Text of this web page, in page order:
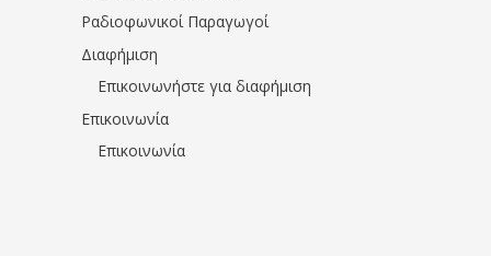
Ραδιοφωνικοί Παραγωγοί
Διαφήμιση
Επικοινωνήστε για διαφήμιση
Επικοινωνία
Επικοινωνία